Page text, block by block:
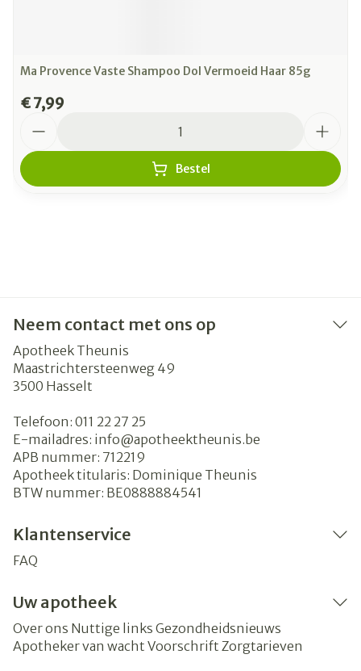
Ma Provence Vaste Shampoo Dol Vermoeid Haar 85g
€ 7,99
Bestel
Neem contact met ons op
Apotheek Theunis
Maastrichtersteenweg 49
3500 Hasselt
Telefoon: 011 22 27 25
E-mailadres: info@apotheektheunis.be
APB nummer: 712219
Apotheek titularis: Dominique Theunis
BTW nummer: BE0888884541
Klantenservice
FAQ
Uw apotheek
Over ons Nuttige links Gezondheidsnieuws
Apotheker van wacht Voorschrift Zorgtarieven